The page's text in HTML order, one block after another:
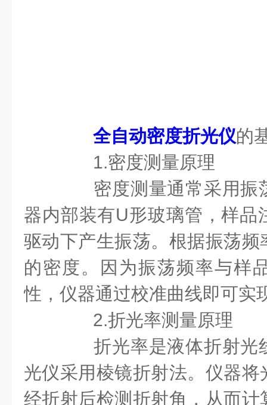
全自动密度折光仪的
1.密度测量原理
密度测量通常采用振
器内部装有U形玻璃管，样品
驱动下产生振荡。根据振荡
的密度。因为振荡频率与样
性，仪器通过校准曲线即可实
2.折光率测量原理
折光率是液体折射光
光仪采用棱镜折射法。仪器
经折射后检测折射角，从而